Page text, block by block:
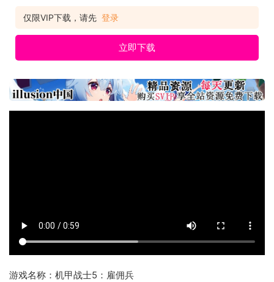
仅限VIP下载，请先 登录
立即下载
游戏名称：机甲战士5：雇佣兵